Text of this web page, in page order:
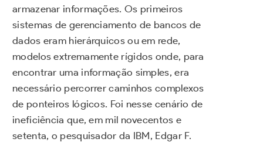
armazenar informações. Os primeiros
sistemas de gerenciamento de bancos de
dados eram hierárquicos ou em rede,
modelos extremamente rígidos onde, para
encontrar uma informação simples, era
necessário percorrer caminhos complexos
de ponteiros lógicos. Foi nesse cenário de
ineficiência que, em mil novecentos e
setenta, o pesquisador da IBM, Edgar F.